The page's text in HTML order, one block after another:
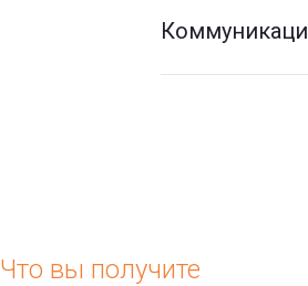
Что вы получите